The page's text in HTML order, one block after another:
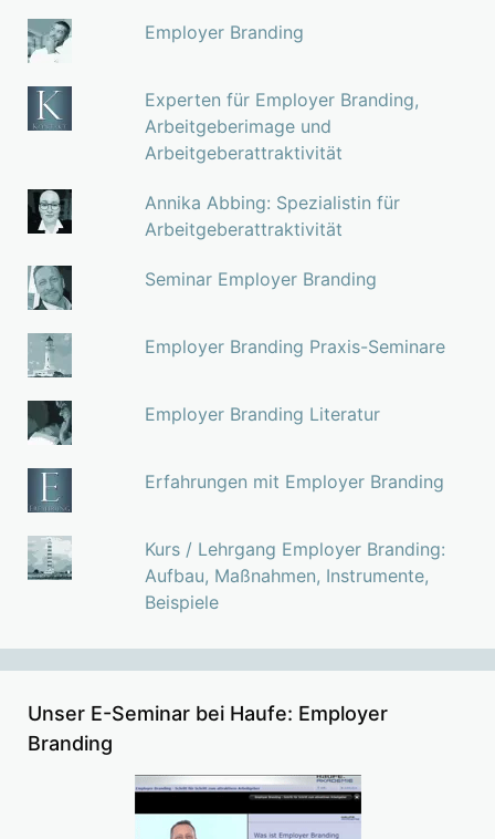
Employer Branding
Experten für Employer Branding,
Arbeitgeberimage und
Arbeitgeberattraktivität
Annika Abbing: Spezialistin für
Arbeitgeberattraktivität
Seminar Employer Branding
Employer Branding Praxis-Seminare
Employer Branding Literatur
Erfahrungen mit Employer Branding
Kurs / Lehrgang Employer Branding:
Aufbau, Maßnahmen, Instrumente,
Beispiele
Unser E-Seminar bei Haufe: Employer
Branding